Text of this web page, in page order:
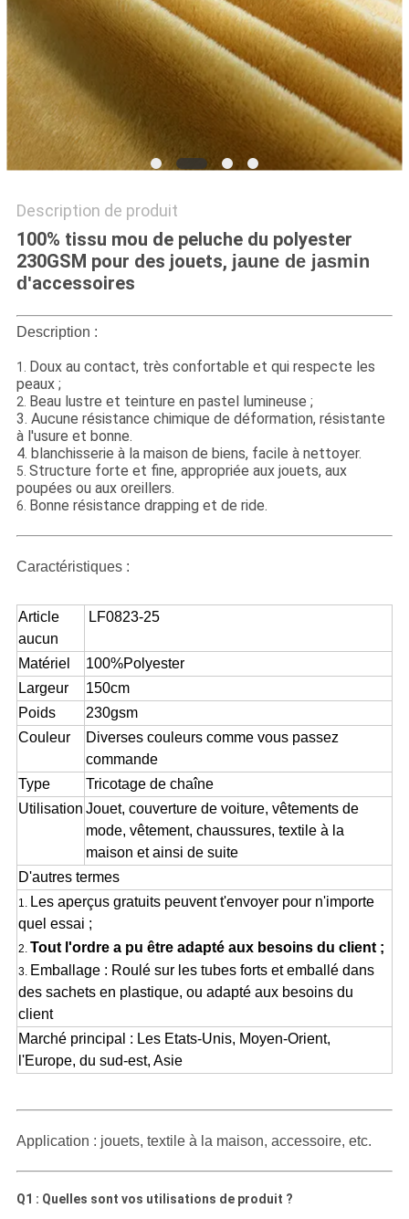
PLAN
DU
SITE
PRIVACY
POLICY
Description de produit
100% tissu mou de peluche du polyester
230GSM pour des jouets, jaune de jasmin
d'accessoires
Description :
1. Doux au contact, très confortable et qui respecte les
peaux ;
2. Beau lustre et teinture en pastel lumineuse ;
3. Aucune résistance chimique de déformation, résistante
à l'usure et bonne.
4. blanchisserie à la maison de biens, facile à nettoyer.
5. Structure forte et fine, appropriée aux jouets, aux
poupées ou aux oreillers.
6. Bonne résistance drapping et de ride.
Caractéristiques :
Article
aucun
LF0823-25
Matériel
100%Polyester
Largeur
150cm
Poids
230gsm
Couleur
Diverses couleurs comme vous passez
commande
Type
Tricotage de chaîne
Utilisation Jouet, couverture de voiture, vêtements de
mode, vêtement, chaussures, textile à la
maison et ainsi de suite
D'autres termes
1. Les aperçus gratuits peuvent t'envoyer pour n'importe
quel essai ;
2. Tout l'ordre a pu être adapté aux besoins du client ;
3. Emballage : Roulé sur les tubes forts et emballé dans
des sachets en plastique, ou adapté aux besoins du
client
Marché principal : Les Etats-Unis, Moyen-Orient,
l'Europe, du sud-est, Asie
Application : jouets, textile à la maison, accessoire, etc.
Q1 : Quelles sont vos utilisations de produit ?